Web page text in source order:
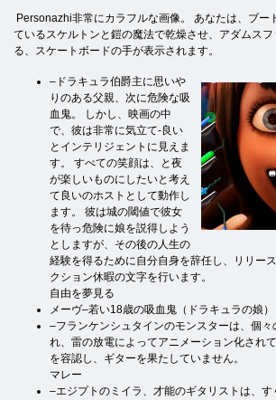
Personazhi非常にカラフルな画像。 あなたは、ブー
ているスケルトンと鎧の魔法で乾燥させ、アダムス
る、スケートボードの手が表示されます。
–ドラキュラ伯爵主に思いや
りのある父親、次に危険な吸
血鬼。 しかし、映画の中
で、彼は非常に気立て-良い
とインテリジェントに見えま
す。 すべての笑顔は、と夜
が楽しいものにしたいと考え
て良いのホストとして動作し
ます。 彼は城の閾値で彼女
を待っ危険に娘を説得しよう
としますが、その後の人生の
経験を得るために自分自身を辞任し、リリー
クション休暇の文字を行います。
自由を夢見る
メーヴ–若い18歳の吸血鬼（ドラキュラの娘）
–フランケンシュタインのモンスターは、個々
れ、雷の放電によってアニメーション化され
を容認し、ギターを果たしていません。
マレー
–エジプトのミイラ、才能のギタリストは、す